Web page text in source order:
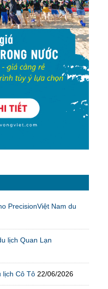
PrecisionViệt Nam du
lịch Quan Lạn
lịch Cô Tô 22/06/2026